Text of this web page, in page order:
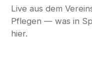
Live aus dem
Pflegen — was in
hier.